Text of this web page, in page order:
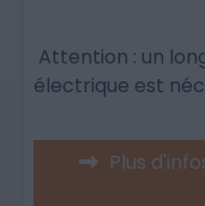
Attention : un
électrique est
Plus